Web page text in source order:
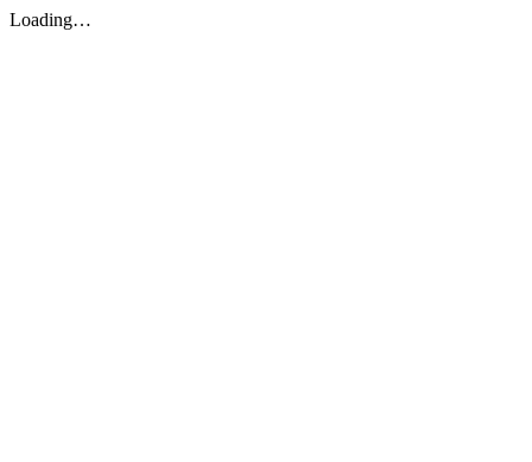
Loading…